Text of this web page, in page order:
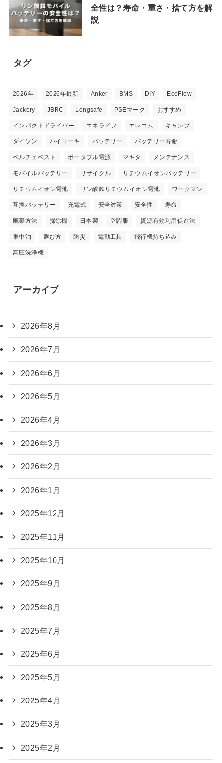
全性は？寿命・重さ・捨て方を解
説
タグ
2026年 2026年最新 Anker BMS DIY EcoFlow
Jackery JBRC Longsafe PSEマーク おすすめ
インパクトドライバー エネライフ エレコム キャンプ
ダイソン ハイコーキ バッテリー バッテリー寿命
ペルチェベスト ポータブル電源 マキタ メンテナンス
モバイルバッテリー リサイクル リチウムイオンバッテリー
リチウムイオン電池 リン酸鉄リチウムイオン電池 ワークマン
互換バッテリー 充電式 安全対策 安全性 寿命
廃棄方法 掃除機 日本製 空調服 資源有効利用促進法
車中泊 選び方 防災 電動工具 飛行機持ち込み
高圧洗浄機
アーカイブ
2026年8月
2026年7月
2026年6月
2026年5月
2026年4月
2026年3月
2026年2月
2026年1月
2025年12月
2025年11月
2025年10月
2025年9月
2025年8月
2025年7月
2025年6月
2025年5月
2025年4月
2025年3月
2025年2月